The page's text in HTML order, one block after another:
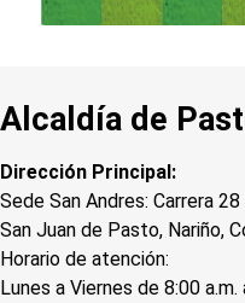
Alcaldía de
Dirección Principal:
Sede San Andres: Carrera
San Juan de Pasto, Nariño,
Horario de atención:
Lunes a Viernes de 8:00